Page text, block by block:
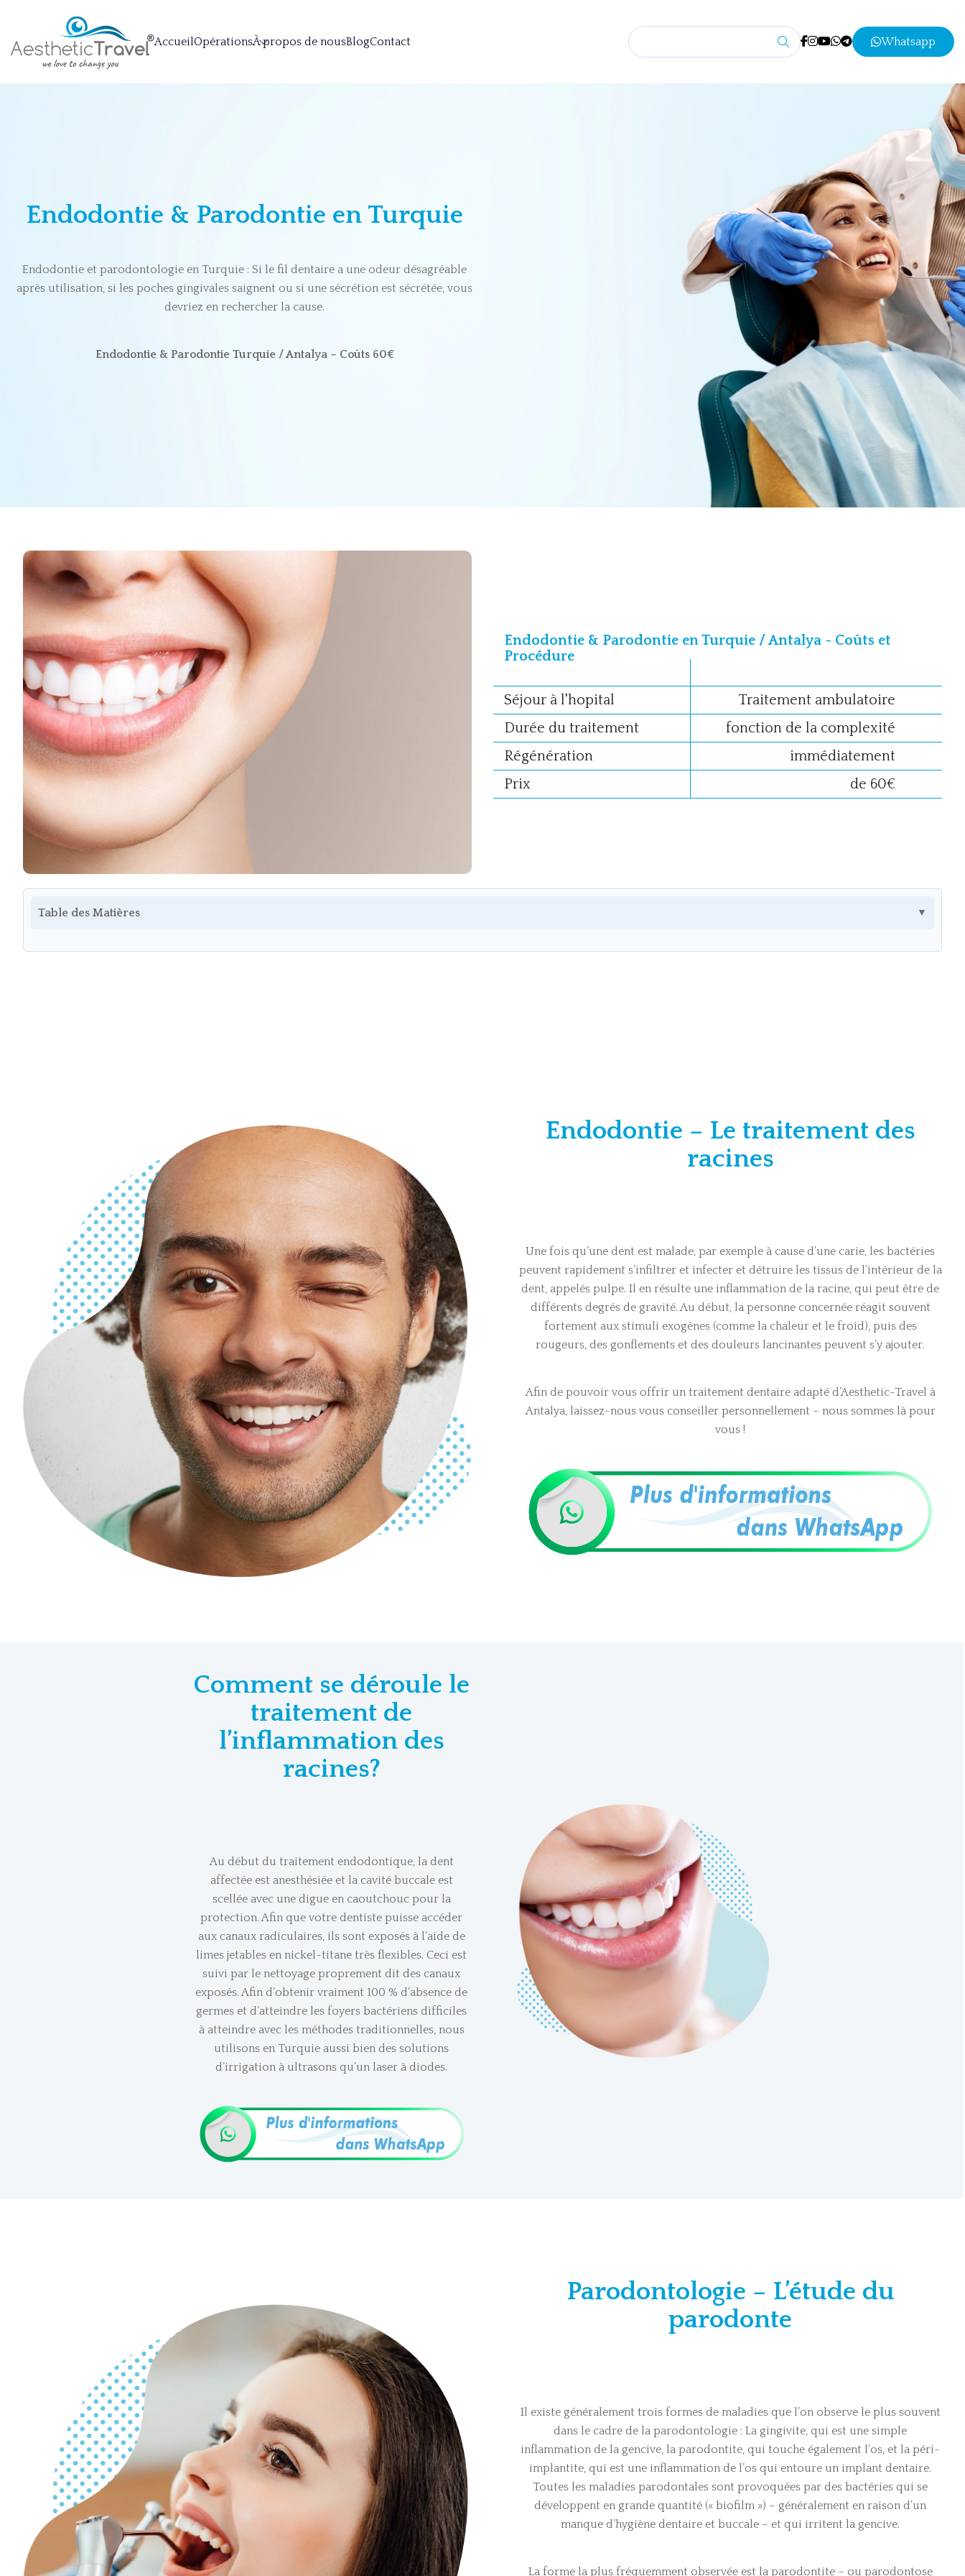
AccueilOpérationsÀ propos de nousBlogContact Whatsapp
Endodontie & Parodontie en Turquie
Endodontie et parodontologie en Turquie : Si le fil dentaire a une odeur désagréable
après utilisation, si les poches gingivales saignent ou si une sécrétion est sécrétée, vous
devriez en rechercher la cause.
Endodontie & Parodontie Turquie / Antalya – Coûts 60€
Endodontie & Parodontie en Turquie / Antalya - Coûts et
Procédure
Séjour à l'hopital
Traitement ambulatoire
Durée du traitement
fonction de la complexité
Régénération
immédiatement
Prix
de 60€
Table des Matières ▼
Endodontie – Le traitement des
racines
Une fois qu’une dent est malade, par exemple à cause d’une carie, les bactéries
peuvent rapidement s’infiltrer et infecter et détruire les tissus de l’intérieur de la
dent, appelés pulpe. Il en résulte une inflammation de la racine, qui peut être de
différents degrés de gravité. Au début, la personne concernée réagit souvent
fortement aux stimuli exogènes (comme la chaleur et le froid), puis des
rougeurs, des gonflements et des douleurs lancinantes peuvent s’y ajouter.
Afin de pouvoir vous offrir un traitement dentaire adapté d’Aesthetic-Travel à
Antalya, laissez-nous vous conseiller personnellement – nous sommes là pour
vous !
Comment se déroule le
traitement de
l’inflammation des
racines?
Au début du traitement endodontique, la dent
affectée est anesthésiée et la cavité buccale est
scellée avec une digue en caoutchouc pour la
protection. Afin que votre dentiste puisse accéder
aux canaux radiculaires, ils sont exposés à l’aide de
limes jetables en nickel-titane très flexibles. Ceci est
suivi par le nettoyage proprement dit des canaux
exposés. Afin d’obtenir vraiment 100 % d’absence de
germes et d’atteindre les foyers bactériens difficiles
à atteindre avec les méthodes traditionnelles, nous
utilisons en Turquie aussi bien des solutions
d’irrigation à ultrasons qu’un laser à diodes.
Parodontologie – L’étude du
parodonte
Il existe généralement trois formes de maladies que l’on observe le plus souvent
dans le cadre de la parodontologie : La gingivite, qui est une simple
inflammation de la gencive, la parodontite, qui touche également l’os, et la péri-
implantite, qui est une inflammation de l’os qui entoure un implant dentaire.
Toutes les maladies parodontales sont provoquées par des bactéries qui se
développent en grande quantité (« biofilm ») – généralement en raison d’un
manque d’hygiène dentaire et buccale – et qui irritent la gencive.
La forme la plus fréquemment observée est la parodontite – ou parodontose